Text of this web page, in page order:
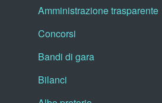
Amministrazione trasparente
Concorsi
Bandi di gara
Bilanci